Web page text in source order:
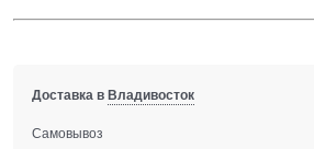
Доставка вВладивосток
Самовывоз